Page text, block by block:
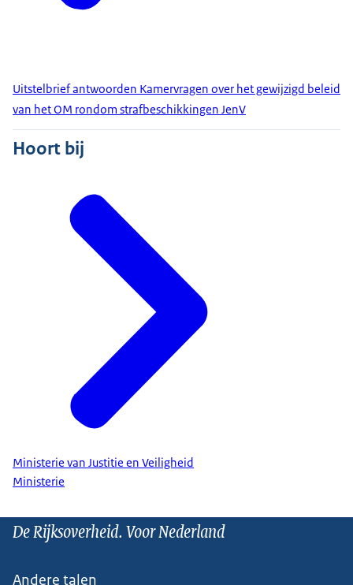
Uitstelbrief antwoorden Kamervragen over het gewijzigd beleid
van het OM rondom strafbeschikkingen JenV
Hoort bij
Ministerie van Justitie en Veiligheid
Ministerie
De Rijksoverheid. Voor Nederland
Andere talen